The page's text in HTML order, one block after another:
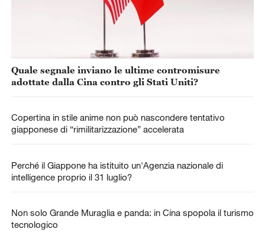
Quale segnale inviano le ultime contromisure
adottate dalla Cina contro gli Stati Uniti?
Copertina in stile anime non può nascondere tentativo
giapponese di “rimilitarizzazione” accelerata
Perché il Giappone ha istituito un'Agenzia nazionale di
intelligence proprio il 31 luglio?
Non solo Grande Muraglia e panda: in Cina spopola il turismo
tecnologico